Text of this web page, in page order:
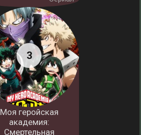
Моя геройская
академия:
Смертельная